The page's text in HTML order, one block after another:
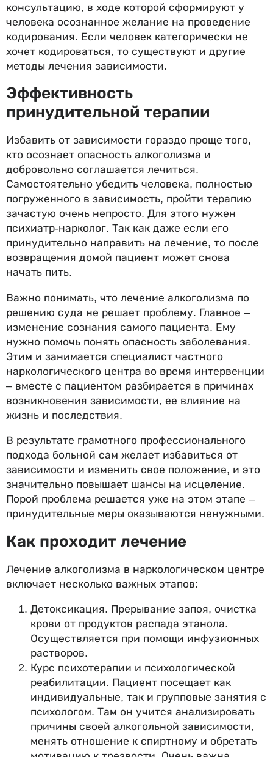
консультацию, в ходе которой сформируют у
человека осознанное желание на проведение
кодирования. Если человек категорически не
хочет кодироваться, то существуют и другие
методы лечения зависимости.
Эффективность
принудительной терапии
Избавить от зависимости гораздо проще того,
кто осознает опасность алкоголизма и
добровольно соглашается лечиться.
Самостоятельно убедить человека, полностью
погруженного в зависимость, пройти терапию
зачастую очень непросто. Для этого нужен
психиатр-нарколог. Так как даже если его
принудительно направить на лечение, то после
возвращения домой пациент может снова
начать пить.
Важно понимать, что лечение алкоголизма по
решению суда не решает проблему. Главное –
изменение сознания самого пациента. Ему
нужно помочь понять опасность заболевания.
Этим и занимается специалист частного
наркологического центра во время интервенции
– вместе с пациентом разбирается в причинах
возникновения зависимости, ее влияние на
жизнь и последствия.
В результате грамотного профессионального
подхода больной сам желает избавиться от
зависимости и изменить свое положение, и это
значительно повышает шансы на исцеление.
Порой проблема решается уже на этом этапе –
принудительные меры оказываются ненужными.
Как проходит лечение
Лечение алкоголизма в наркологическом центре
включает несколько важных этапов:
Детоксикация. Прерывание запоя, очистка
крови от продуктов распада этанола.
Осуществляется при помощи инфузионных
растворов.
Курс психотерапии и психологической
реабилитации. Пациент посещает как
индивидуальные, так и групповые занятия с
психологом. Там он учится анализировать
причины своей алкогольной зависимости,
менять отношение к спиртному и обретать